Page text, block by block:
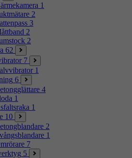
1
2
3
2
2
62
7
1
6
4
1
1
10
2
1
7
5